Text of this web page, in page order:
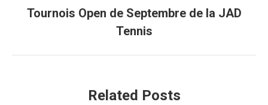
Onglet
suivant
Tournois Open de Septembre de la JAD
Tennis
Related Posts